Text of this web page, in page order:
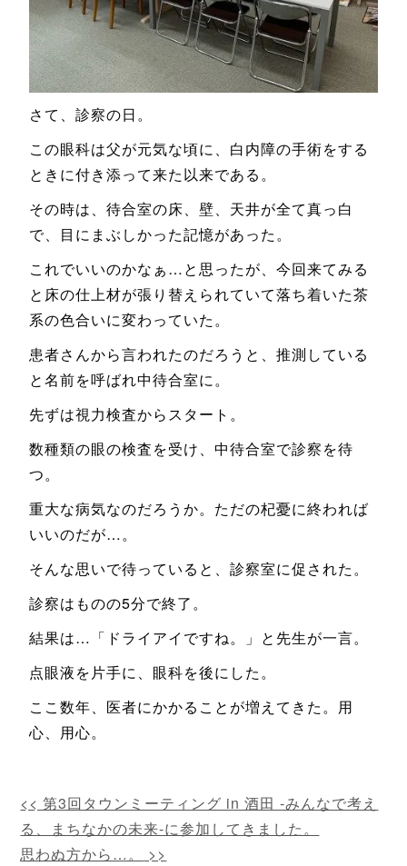
さて、診察の日。
この眼科は父が元気な頃に、白内障の手術をする
ときに付き添って来た以来である。
その時は、待合室の床、壁、天井が全て真っ白
で、目にまぶしかった記憶があった。
これでいいのかなぁ…と思ったが、今回来てみる
と床の仕上材が張り替えられていて落ち着いた茶
系の色合いに変わっていた。
患者さんから言われたのだろうと、推測している
と名前を呼ばれ中待合室に。
先ずは視力検査からスタート。
数種類の眼の検査を受け、中待合室で診察を待
つ。
重大な病気なのだろうか。ただの杞憂に終われば
いいのだが…。
そんな思いで待っていると、診察室に促された。
診察はものの5分で終了。
結果は…「ドライアイですね。」と先生が一言。
点眼液を片手に、眼科を後にした。
ここ数年、医者にかかることが増えてきた。用
心、用心。
第3回タウンミーティング in 酒田 -みんなで考え
る、まちなかの未来-に参加してきました。
思わぬ方から…。